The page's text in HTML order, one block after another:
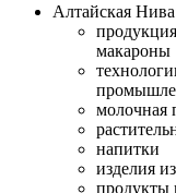
Алтайская
макароны
молочная
напитки
изделия
продукты